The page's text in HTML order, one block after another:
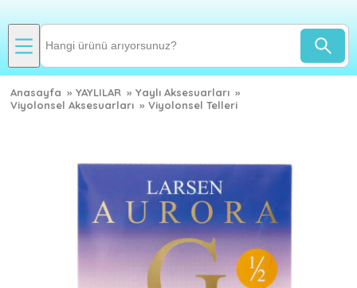
Anasayfa » YAYLILAR » Yaylı Aksesuarları »
Viyolonsel Aksesuarları » Viyolonsel Telleri